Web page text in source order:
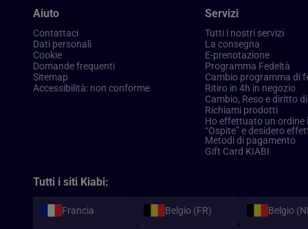
Aiuto
Contattaci
Dati personali
Cookie
Domande frequenti
Sitemap
Accessibilità: non conforme
Servizi
Tutti i nostri servizi
La consegna
E-prenotazione
Programma Fedeltà
Cambio programma di
Ritiro in 4h in negozio
Cambio, Reso e diritto
Richiami prodotti
Ho effettuato un ordine
“Ospite” e desidero
Metodi di pagamento
Gift Card KIABI
Tutti i siti Kiabi:
Francia Belgio (FR) Belgio